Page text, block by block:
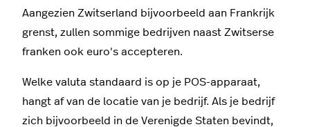
Aangezien Zwitserland bijvoorbeeld aan Frankrijk
grenst, zullen sommige bedrijven naast Zwitserse
franken ook euro's accepteren.
Welke valuta standaard is op je POS-apparaat,
hangt af van de locatie van je bedrijf. Als je bedrijf
zich bijvoorbeeld in de Verenigde Staten bevindt,